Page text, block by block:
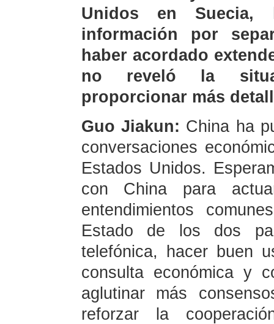
Unidos en Suecia,
información por
haber acordado
no reveló la
proporcionar más
Guo Jiakun: China ha
conversaciones
Estados Unidos.
con China para
entendimientos
Estado de los dos
telefónica, hacer buen
consulta económica y
aglutinar más
reforzar la